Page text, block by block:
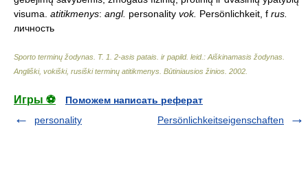
visuma. atitikmenys: angl. personality vok. Persönlichkeit, f rus.
личность
Sporto terminų žodynas. T. 1. 2-asis patais. ir papild. leid.: Aiškinamasis žodynas.
Angliški, vokiški, rusiški terminų atitikmenys. Būtiniausios žinios 2002
Игры ⚽
Поможем написать реферат
personality
Persönlichkeitseigenschaften